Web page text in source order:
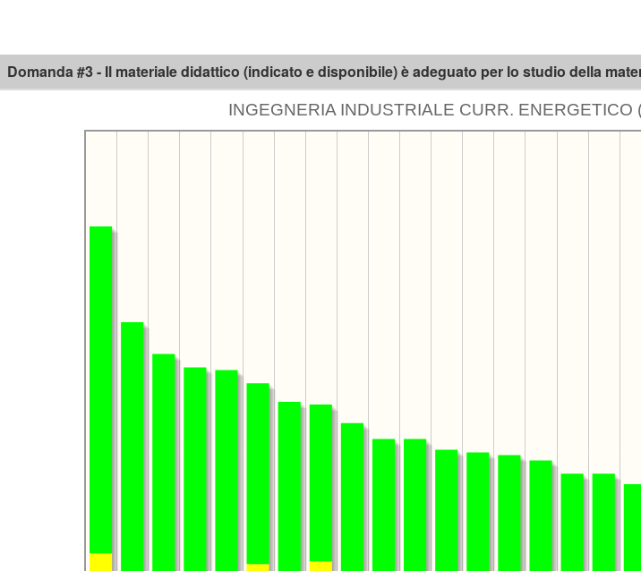
Domanda #3 - Il materiale didattico (indicato e disponibile) è adeguato per lo studio della
INGEGNERIA INDUSTRIALE CURR. ENERGETICO